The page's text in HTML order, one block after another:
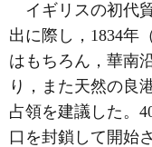
イギリスの初代
出に際し，1834年
はもちろん，華南
り，また天然の良
占領を建議した。
口を封鎖して開始